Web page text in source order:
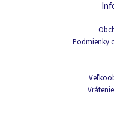
Podmienky